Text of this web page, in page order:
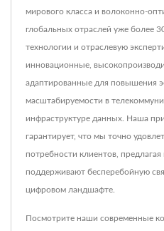
мирового класса и волоконно-
глобальных отраслей уже более
технологии и отраслевую
инновационные,
адаптированные для повышения
масштабируемости в
инфраструктуре данных. Наша
гарантирует, что мы точно
потребности клиентов,
поддерживают бесперебойную
цифровом ландшафте.
Посмотрите наши современные